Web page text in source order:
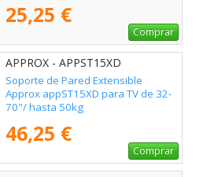
25,25 €
Comprar
APPROX - APPST15XD
Soporte de Pared Extensible
Approx appST15XD para TV de 32-
70"/ hasta 50kg
46,25 €
Comprar